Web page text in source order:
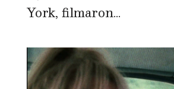
York, filmaron...